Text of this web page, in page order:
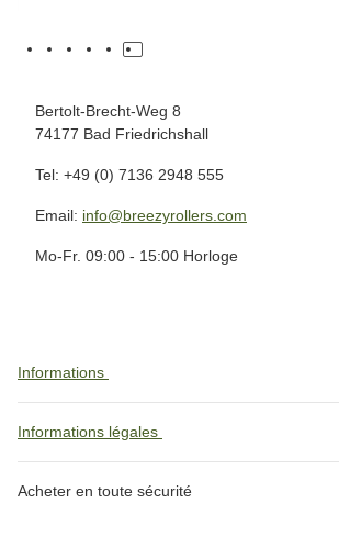
Bertolt-Brecht-Weg 8
74177 Bad Friedrichshall
Tel: +49 (0) 7136 2948 555
Email: info@breezyrollers.com
Mo-Fr. 09:00 - 15:00 Horloge
Informations
Informations légales
Acheter en toute sécurité